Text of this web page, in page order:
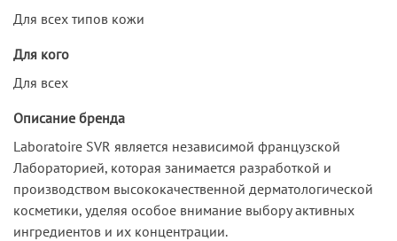
Для всех типов кожи
Для кого
Для всех
Описание бренда
Laboratoire SVR является независимой французской
Лабораторией, которая занимается разработкой и
производством высококачественной дерматологической
косметики, уделяя особое внимание выбору активных
ингредиентов и их концентрации.